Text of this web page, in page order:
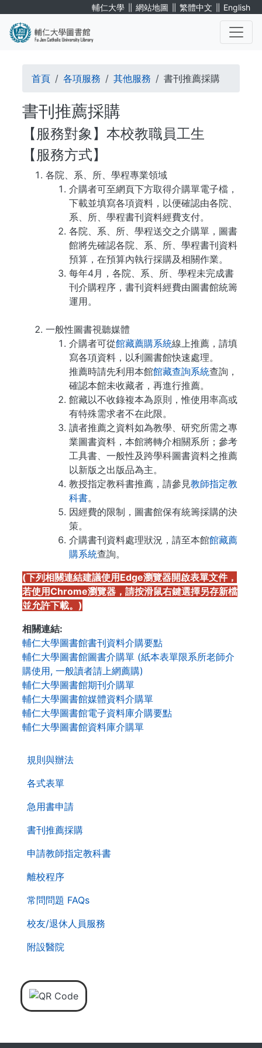
輔仁大學 ∥ 網站地圖 ∥ 繁體中文 ∥ English
第
二
層
覽
列
規則與辦法
各式表單
急用書申請
書刊推薦採購
申請教師指定教科書
離校程序
常問問題 FAQs
校友/退休人員服務
附設醫院
導
航
連
結
首頁 各項服務 其他服務 書刊推薦採購
書刊推薦採購
【服務對象】本校教職員工生
【服務方式】
各院、系、所、學程專業領域
介購者可至網頁下方取得介購單電子檔，
下載並填寫各項資料，以便確認由各院、
系、所、學程書刊資料經費支付。
各院、系、所、學程送交之介購單，圖書
館將先確認各院、系、所、學程書刊資料
預算，在預算內執行採購及相關作業。
每年4月，各院、系、所、學程未完成書
刊介購程序，書刊資料經費由圖書館統籌
運用。
一般性圖書視聽媒體
介購者可從館藏薦購系統線上推薦，請填
寫各項資料，以利圖書館快速處理。
推薦時請先利用本館館藏查詢系統查詢，
確認本館未收藏者，再進行推薦。
館藏以不收錄複本為原則，惟使用率高或
有特殊需求者不在此限。
讀者推薦之資料如為教學、研究所需之專
業圖書資料，本館將轉介相關系所；參考
工具書、一般性及跨學科圖書資料之推薦
以新版之出版品為主。
教授指定教科書推薦，請參見教師指定教
科書。
因經費的限制，圖書館保有統籌採購的決
策。
介購書刊資料處理狀況，請至本館館藏薦
購系統查詢。
(下列相關連結建議使用Edge瀏覽器開啟表單文件，
若使用Chrome瀏覽器，請按滑鼠右鍵選擇另存新檔
並允許下載。)
相關連結
輔仁大學圖書館書刊資料介購要點
輔仁大學圖書館圖書介購單 (紙本表單限系所老師介
購使用, 一般讀者請上網薦購)
輔仁大學圖書館期刊介購單
輔仁大學圖書館媒體資料介購單
輔仁大學圖書館電子資料庫介購要點
輔仁大學圖書館資料庫介購單